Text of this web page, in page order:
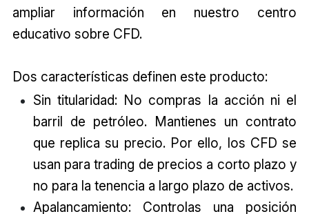
ampliar información en nuestro centro
educativo sobre CFD.
Dos características definen este producto:
Sin titularidad: No compras la acción ni el
barril de petróleo. Mantienes un contrato
que replica su precio. Por ello, los CFD se
usan para trading de precios a corto plazo y
no para la tenencia a largo plazo de activos.
Apalancamiento: Controlas una posición